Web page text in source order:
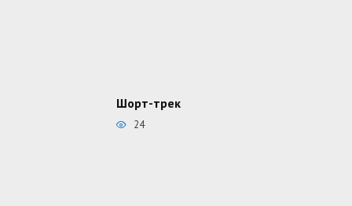
Шорт-трек
24